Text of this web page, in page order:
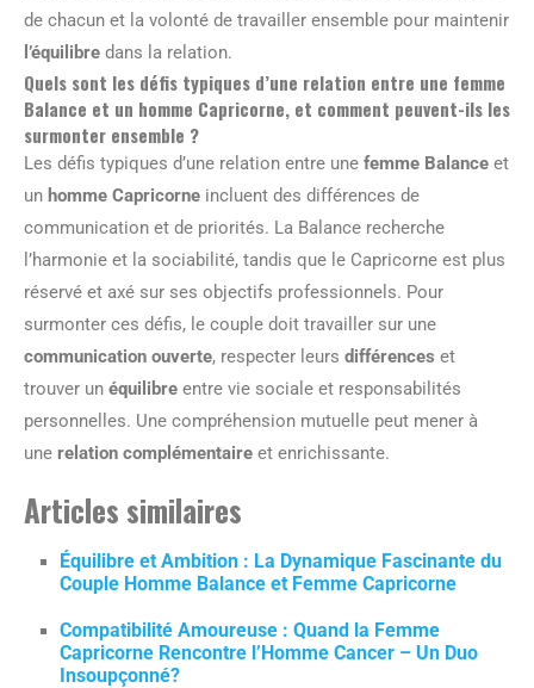
de chacun et la volonté de travailler ensemble pour maintenir
l’équilibre dans la relation.
Quels sont les défis typiques d’une relation entre une femme
Balance et un homme Capricorne, et comment peuvent-ils les
surmonter ensemble ?
Les défis typiques d’une relation entre une femme Balance et
un homme Capricorne incluent des différences de
communication et de priorités. La Balance recherche
l’harmonie et la sociabilité, tandis que le Capricorne est plus
réservé et axé sur ses objectifs professionnels. Pour
surmonter ces défis, le couple doit travailler sur une
communication ouverte, respecter leurs différences et
trouver un équilibre entre vie sociale et responsabilités
personnelles. Une compréhension mutuelle peut mener à
une relation complémentaire et enrichissante.
Articles similaires
Équilibre et Ambition : La Dynamique Fascinante du
Couple Homme Balance et Femme Capricorne
Compatibilité Amoureuse : Quand la Femme
Capricorne Rencontre l’Homme Cancer – Un Duo
Insoupçonné?